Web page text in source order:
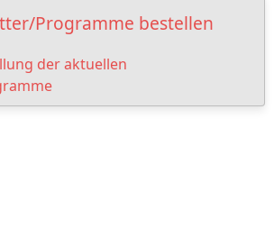
Programme bestellen
der aktuellen